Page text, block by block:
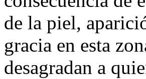
de la piel,
gracia en esta
desagradan a